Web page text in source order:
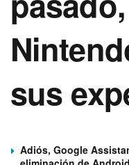
sus
Adiós, Google